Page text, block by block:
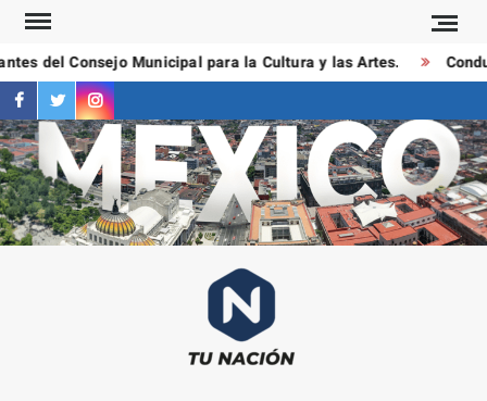
Saltar
contenido
del Consejo Municipal para la Cultura y las Artes.
facebook
twitterinstagram